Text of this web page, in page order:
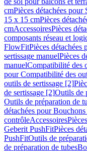
cmPièces détachées
15 x 15 cmPièces
cmAccessoiresPièces
composants réseau et
FlowFitPièces
sertissage manuelPièces
manuelCompatibilité des
pour Compatibilité des
outils de sertissage [2]
de sertissage [2]Outils de
Outils de préparation de
détachées pour Bouchons
contrôleAccessoires
Geberit PushFitPièces
PushFitOutils de
de préparation de tubes